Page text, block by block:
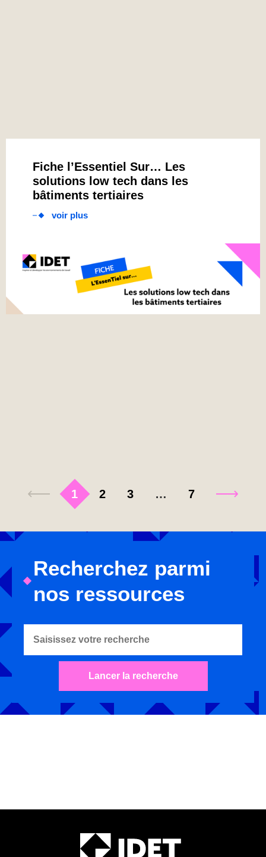
Fiche l’Essentiel Sur… Les
solutions low tech dans les
bâtiments tertiaires
voir plus
1 2 3 … 7
Recherchez parmi
nos ressources